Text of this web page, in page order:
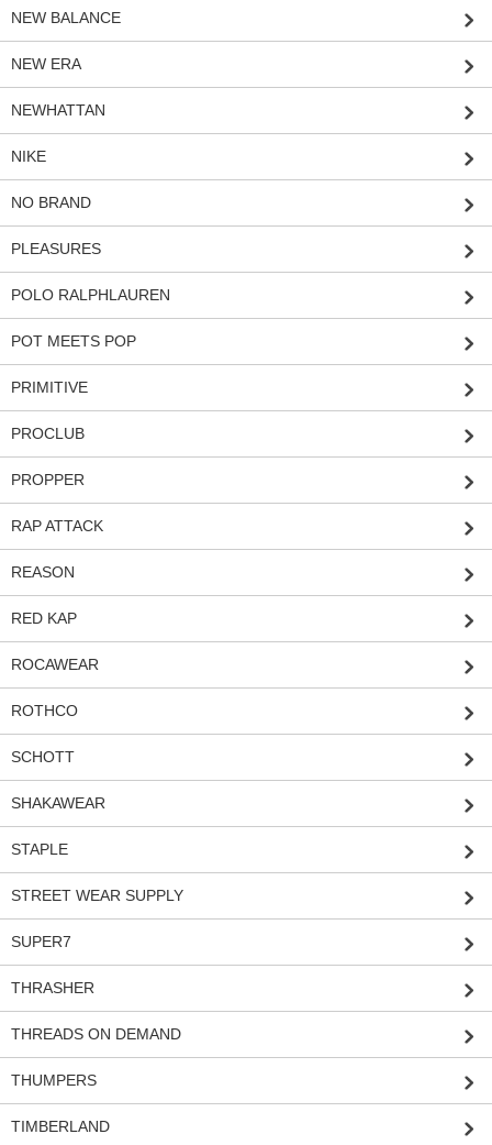
NEW BALANCE
NEW ERA
NEWHATTAN
NIKE
NO BRAND
PLEASURES
POLO RALPHLAUREN
POT MEETS POP
PRIMITIVE
PROCLUB
PROPPER
RAP ATTACK
REASON
RED KAP
ROCAWEAR
ROTHCO
SCHOTT
SHAKAWEAR
STAPLE
STREET WEAR SUPPLY
SUPER7
THRASHER
THREADS ON DEMAND
THUMPERS
TIMBERLAND